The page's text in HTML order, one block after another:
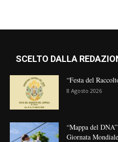
SCELTO DALLA
“Festa del
8 Agosto 2026
“Mappa del
Giornata